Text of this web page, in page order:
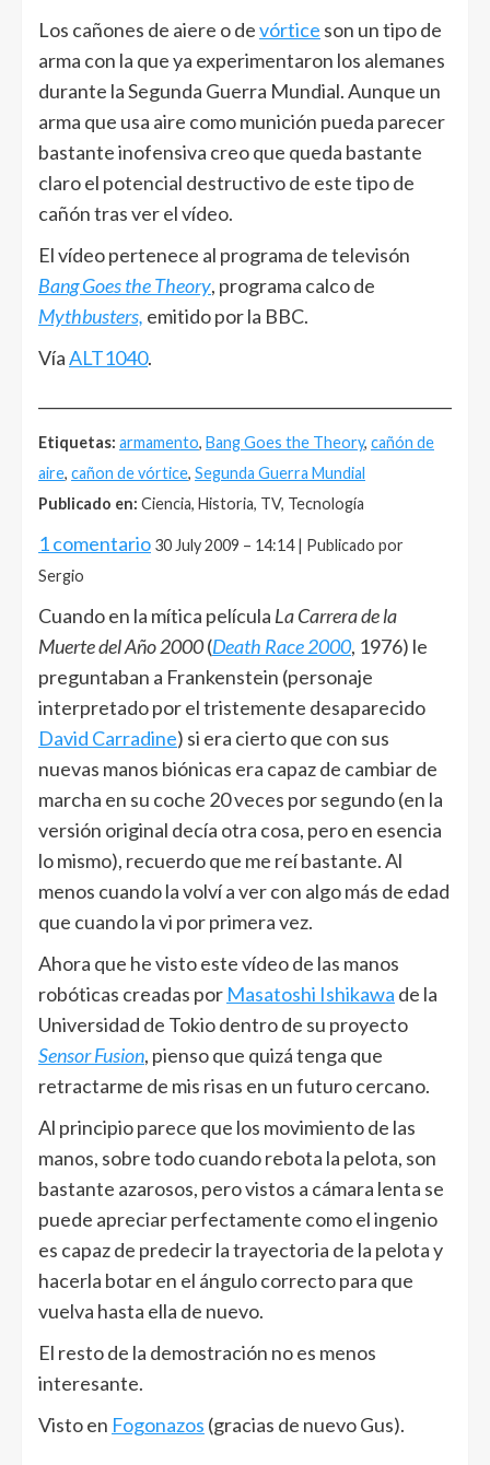
Los cañones de aiere o devórtice son un tipo de
arma con la que ya experimentaron los alemanes
durante la Segunda Guerra Mundial. Aunque un
arma que usa aire como munición pueda parecer
bastante inofensiva creo que queda bastante
claro el potencial destructivo de este tipo de
cañón tras ver el vídeo.
El vídeo pertenece al programa de televisón
Bang Goes the Theory, programa calco de
Mythbusters, emitido por la BBC.
VíaALT1040.
Etiquetas: armamento, Bang Goes the Theory, cañón de
aire, cañon de vórtice, Segunda Guerra Mundial
Publicado en: Ciencia, Historia, TV, Tecnología
1 comentario 30 July 2009 – 14:14 | Publicado por
Sergio
Cuando en la mítica película La Carrera de la
Muerte del Año 2000(Death Race 2000, 1976) le
preguntaban a Frankenstein (personaje
interpretado por el tristemente desaparecido
David Carradine) si era cierto que con sus
nuevas manos biónicas era capaz de cambiar de
marcha en su coche 20 veces por segundo (en la
versión original decía otra cosa, pero en esencia
lo mismo), recuerdo que me reí bastante. Al
menos cuando la volví a ver con algo más de edad
que cuando la vi por primera vez.
Ahora que he visto este vídeo de las manos
robóticas creadas por Masatoshi Ishikawa de la
Universidad de Tokio dentro de su proyecto
Sensor Fusion, pienso que quizá tenga que
retractarme de mis risas en un futuro cercano.
Al principio parece que los movimiento de las
manos, sobre todo cuando rebota la pelota, son
bastante azarosos, pero vistos a cámara lenta se
puede apreciar perfectamente como el ingenio
es capaz de predecir la trayectoria de la pelota y
hacerla botar en el ángulo correcto para que
vuelva hasta ella de nuevo.
El resto de la demostración no es menos
interesante.
Visto en Fogonazos (gracias de nuevo Gus).